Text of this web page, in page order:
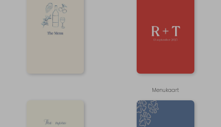
Menukaart